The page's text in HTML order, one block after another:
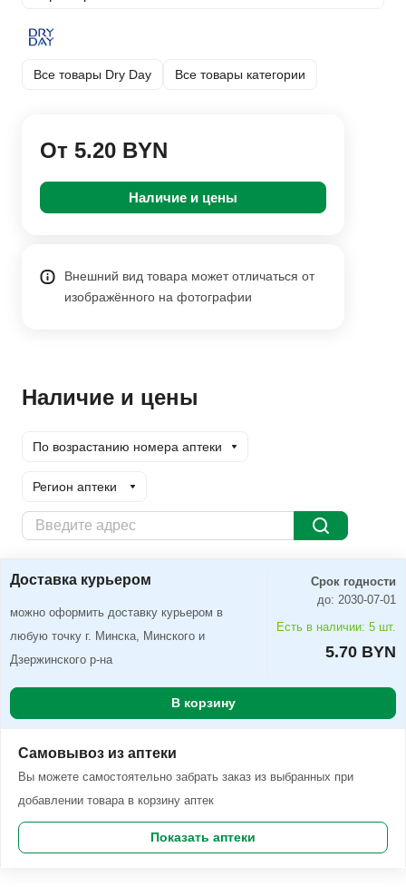
Все товары Dry Day Все товары категории
От 5.20 BYN
Наличие и цены
Внешний вид товара может отличаться от
изображённого на фотографии
Наличие и цены
По возрастанию номера аптеки
Регион аптеки
Доставка курьером Заказать
Доставка курьером
можно оформить доставку курьером в
любую точку г. Минска, Минского и
Дзержинского р-на
Срок годности
до: 2030-07-01
Есть в наличии: 5 шт.
5.70 BYN
В корзину
Самовывоз из аптеки
Вы можете самостоятельно забрать заказ из выбранных при
добавлении товара в корзину аптек
Показать аптеки